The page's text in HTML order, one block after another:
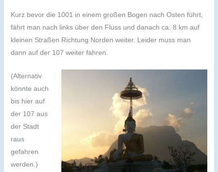
Kurz bevor die 1001 in einem großen Bogen nach Osten führt,
fährt man nach links über den Fluss und danach ca. 8 km auf
kleinen Straßen Richtung Norden weiter. Leider muss man
dann auf der 107 weiter fahren.
(Alternativ
könnte auch
bis hier auf
der 107 aus
der Stadt
raus
gefahren
werden.)